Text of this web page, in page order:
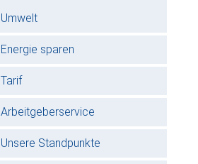
Umwelt
Energie sparen
Tarif
Arbeitgeberservice
Unsere Standpunkte